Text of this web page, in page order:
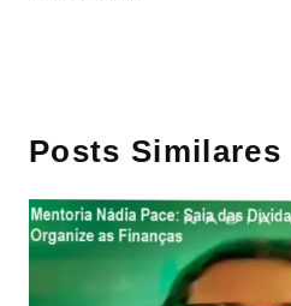
Posts Similares